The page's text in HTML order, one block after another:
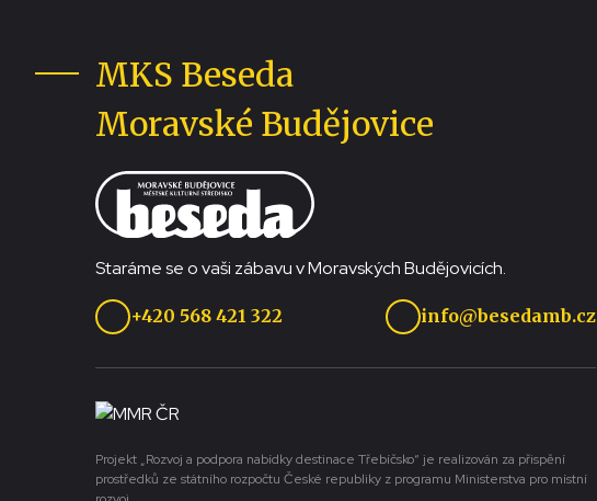
MKS Beseda
Moravské Budějovice
Staráme se o vaši zábavu v Moravských Budějovicích.
+420 568 421 322 info@besedamb.cz
Projekt „Rozvoj a podpora nabídky destinace Třebíčsko“ je realizován za přispění
prostředků ze státního rozpočtu České republiky z programu Ministerstva pro místní